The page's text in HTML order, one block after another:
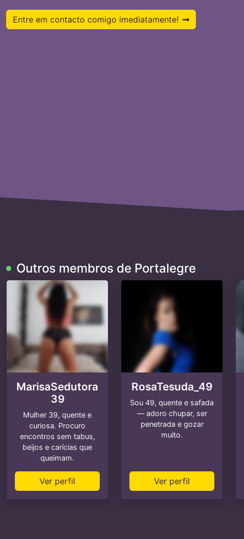
Entre em contacto comigo imediatamente!
Outros membros de Portalegre
MarisaSedutora
39
Mulher 39, quente e
curiosa. Procuro
encontros sem tabus,
beijos e carícias que
queimam.
Ver perfil
RosaTesuda_49
Sou 49, quente e safada
— adoro chupar, ser
penetrada e gozar
muito.
Ver perfil